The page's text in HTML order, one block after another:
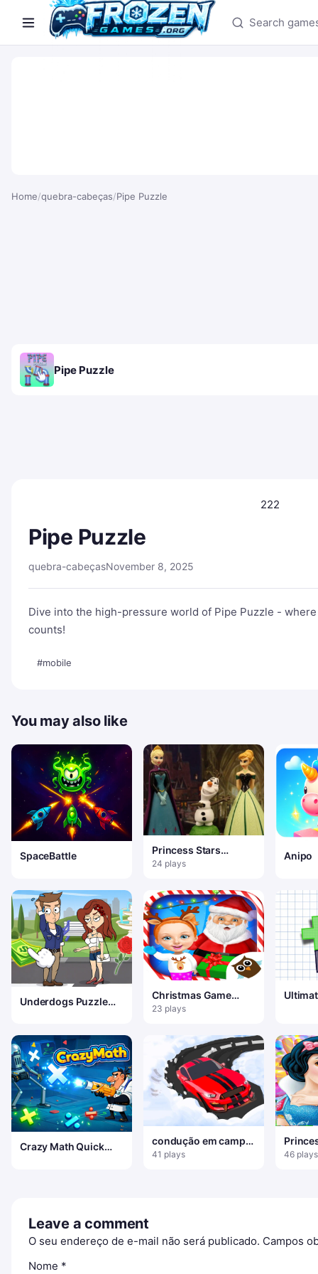
Search games
Home/quebra-cabeças/Pipe Puzzle
Pipe Puzzle
222
Pipe Puzzle
quebra-cabeçasNovember 8, 2025
Dive into the high-pressure world of Pipe Puzzle -
counts!
#mobile
You may also like
SpaceBattle
Princess Stars
Jigsaw
24 plays
Anipo
Underdogs Puzzle
Christmas Game
Frozen Match 3
23 plays
Crazy Math Quick
condução em campo
de neve
41 plays
Neve
46 plays
Leave a comment
O seu endereço de e-mail não será publicado. Campos
Nome *